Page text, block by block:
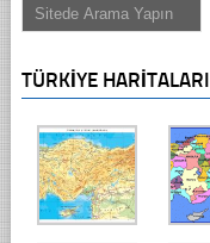
TÜRKIYE HARITALARI